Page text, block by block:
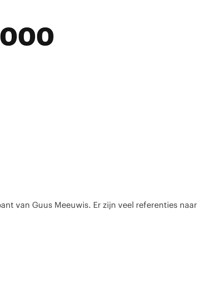
van Guus Meeuwis. Er zijn veel referenties